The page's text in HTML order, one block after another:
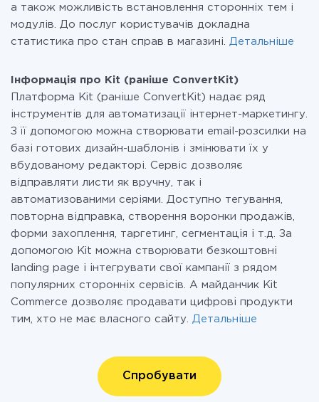
а також можливість встановлення сторонніх тем і
модулів. До послуг користувачів докладна
статистика про стан справ в магазині. Детальніше
Інформація про Kit (раніше ConvertKit)
Платформа Kit (раніше ConvertKit) надає ряд
інструментів для автоматизації інтернет-маркетингу.
З її допомогою можна створювати email-розсилки на
базі готових дизайн-шаблонів і змінювати їх у
вбудованому редакторі. Сервіс дозволяє
відправляти листи як вручну, так і
автоматизованими серіями. Доступно тегування,
повторна відправка, створення воронки продажів,
форми захоплення, таргетинг, сегментація і т.д. За
допомогою Kit можна створювати безкоштовні
landing page і інтегрувати свої кампанії з рядом
популярних сторонніх сервісів. А майданчик Kit
Commerce дозволяє продавати цифрові продукти
тим, хто не має власного сайту. Детальніше
Спробувати